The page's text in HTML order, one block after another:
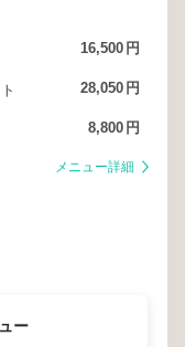
16,500 円
28,050 円
8,800 円
メニュー詳細
ー